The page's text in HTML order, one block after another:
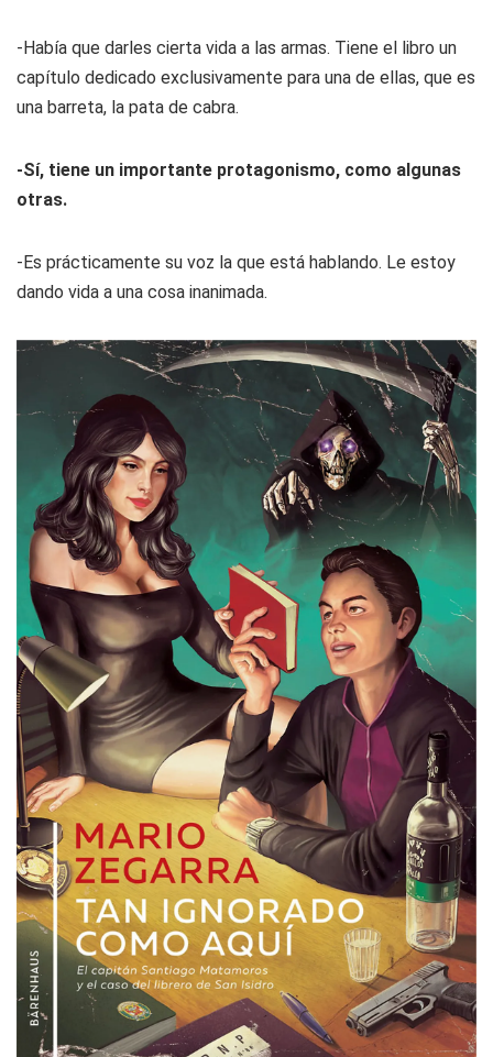
-Había que darles cierta vida a las armas. Tiene el libro un
capítulo dedicado exclusivamente para una de ellas, que es
una barreta, la pata de cabra.
-Sí, tiene un importante protagonismo, como algunas
otras.
-Es prácticamente su voz la que está hablando. Le estoy
dando vida a una cosa inanimada.